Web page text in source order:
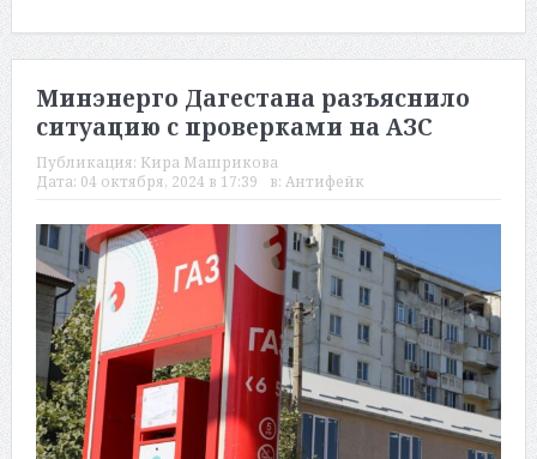
Минэнерго Дагестана разъяснило
ситуацию с проверками на АЗС
Публикация: Кира Машрикова
Дата: 04 октября, 2024 в 17:39 в: Антифейк